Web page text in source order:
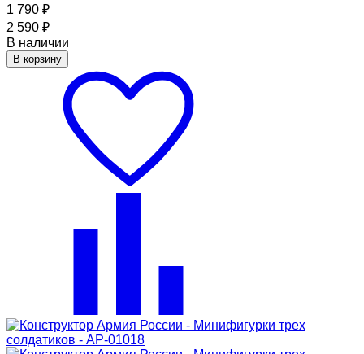
1 790 ₽
2 590 ₽
В наличии
В корзину